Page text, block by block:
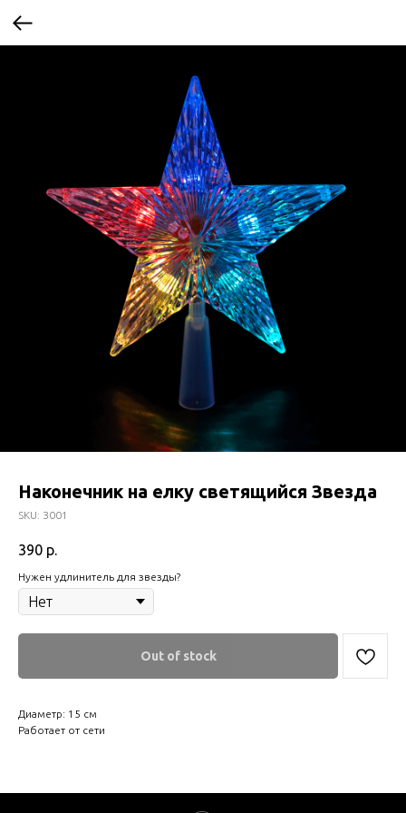
Наконечник на елку светящийся Звезда
SKU: З001
390 р.
Нужен удлинитель для звезды?
Out of stock
Диаметр: 15 см
Работает от сети